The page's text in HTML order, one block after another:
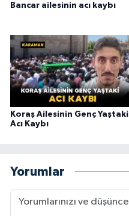
Bancar ailesinin acı kaybı
Koraş Ailesinin Genç Yaştaki
Acı Kaybı
Yorumlar